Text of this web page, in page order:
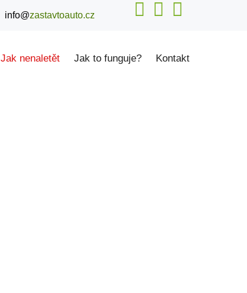
info@zastavtoauto.cz
Jak nenaletět Jak to funguje? Kontakt